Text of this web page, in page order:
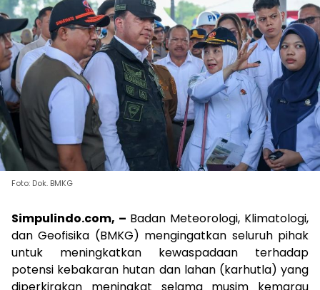
Foto: Dok. BMKG
Simpulindo.com, – Badan Meteorologi, Klimatologi,
dan Geofisika (BMKG) mengingatkan seluruh pihak
untuk meningkatkan kewaspadaan terhadap
potensi kebakaran hutan dan lahan (karhutla) yang
diperkirakan meningkat selama musim kemarau